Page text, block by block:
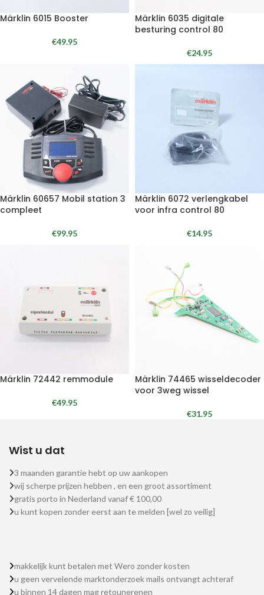
Märklin 6015 Booster
€49.95
Märklin 6035 digitale
besturing control 80
€24.95
Märklin 60657 Mobil station 3
compleet
€99.95
Märklin 6072 verlengkabel
voor infra control 80
€14.95
Märklin 72442 remmodule
€49.95
Märklin 74465 wisseldecoder
voor 3weg wissel
€31.95
Wist u dat
3 maanden garantie hebt op uw aankopen
wij scherpe prijzen hebben , en een groot assortiment
gratis porto in Nederland vanaf € 100,00
u kunt kopen zonder eerst aan te melden [wel zo veilig]
makkelijk kunt betalen met Wero zonder kosten
u geen vervelende marktonderzoek mails ontvangt achteraf
u binnen 14 dagen mag retounerenen